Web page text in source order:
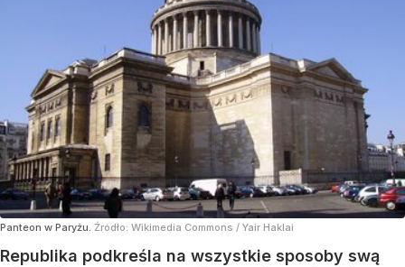
Panteon w Paryżu. Źródło: Wikimedia Commons / Yair Haklai
Republika podkreśla na wszystkie sposoby swą